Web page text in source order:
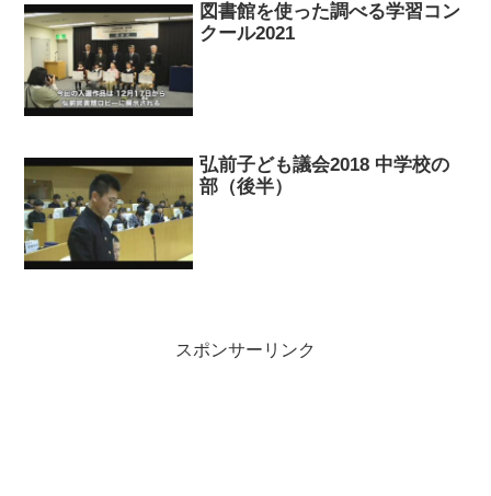
図書館を使った調べる学習コン
クール2021
弘前子ども議会2018 中学校の
部（後半）
スポンサーリンク